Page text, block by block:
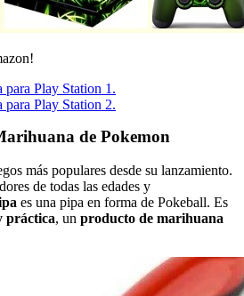
para Play Station 1.
para Play Station 2.
de Pokemon
más populares desde su lanzamiento.
de todas las edades y
es una pipa en forma de Pokeball. Es
práctica, un producto de marihuana